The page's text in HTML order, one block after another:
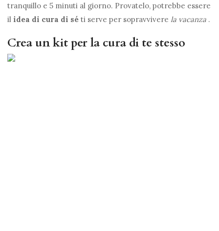
tranquillo e 5 minuti al giorno. Provatelo, potrebbe essere
il idea di cura di sé ti serve per sopravvivere la vacanza .
Crea un kit per la cura di te stesso